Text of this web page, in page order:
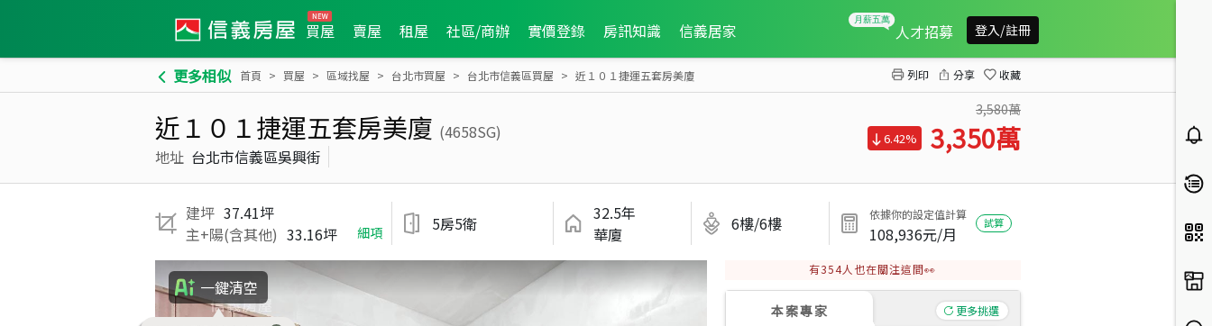
買屋 賣屋 租屋 社區/商辦 實價登錄 房訊知識 信義居家 人才招募 登入/註冊
更多相似 首頁 買屋 區域找屋 台北市買屋 台北市信義區買屋 近１０１捷運五套房美廈 列印 分享 收藏
近１０１捷運五套房美廈 (4658SG)
地址 台北市信義區吳興街
3,580萬
6.42% 3,350萬
建坪 37.41坪
主+陽(含其他) 33.16坪 細項 5房5衛
32.5年
華廈
6樓/6樓 依據你的設定值計算
108,936元/月
試算
一鍵清空
有354人也在關注這間👀
本案專家 更多挑選